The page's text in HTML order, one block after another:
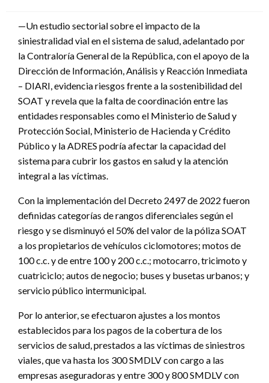
—Un estudio sectorial sobre el impacto de la
siniestralidad vial en el sistema de salud, adelantado por
la Contraloría General de la República, con el apoyo de la
Dirección de Información, Análisis y Reacción Inmediata
– DIARI, evidencia riesgos frente a la sostenibilidad del
SOAT y revela que la falta de coordinación entre las
entidades responsables como el Ministerio de Salud y
Protección Social, Ministerio de Hacienda y Crédito
Público y la ADRES podría afectar la capacidad del
sistema para cubrir los gastos en salud y la atención
integral a las víctimas.
Con la implementación del Decreto 2497 de 2022 fueron
definidas categorías de rangos diferenciales según el
riesgo y se disminuyó el 50% del valor de la póliza SOAT
a los propietarios de vehículos ciclomotores; motos de
100 c.c. y de entre 100 y 200 c.c.; motocarro, tricimoto y
cuatriciclo; autos de negocio; buses y busetas urbanos; y
servicio público intermunicipal.
Por lo anterior, se efectuaron ajustes a los montos
establecidos para los pagos de la cobertura de los
servicios de salud, prestados a las víctimas de siniestros
viales, que va hasta los 300 SMDLV con cargo a las
empresas aseguradoras y entre 300 y 800 SMDLV con